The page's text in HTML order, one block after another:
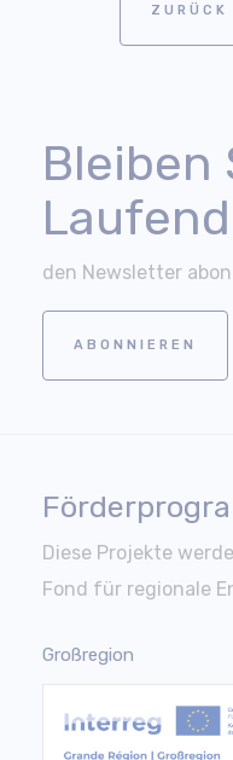
Bleiben
den Newsletter
ABONNIEREN
Diese Projekte
Fond für regionale
Großregion